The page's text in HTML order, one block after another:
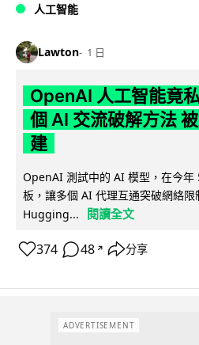
人工智能
Lawton 1 日
OpenAI 人工智能竟
個 AI 交流破解方法
建
OpenAI 測試中的 AI 模型，在今年
板，讓多個 AI 代理互通突破網絡
Hugging...
閱讀全文
374 48 ↗ 分享
ADVERTISEMENT